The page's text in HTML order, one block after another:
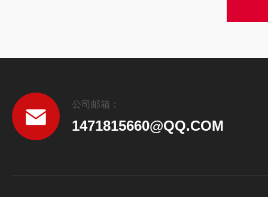
公司邮箱：
1471815660@QQ.COM